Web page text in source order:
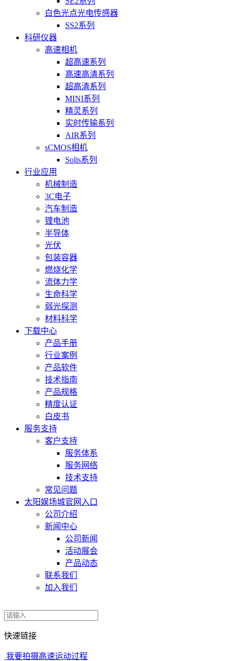
白色光点光电传感器
SS2系列
科研仪器
高速相机
超高速系列
高速高清系列
超高清系列
MINI系列
精灵系列
实时传输系列
AIR系列
sCMOS相机
Solis系列
行业应用
机械制造
3C电子
汽车制造
锂电池
半导体
光伏
包装容器
燃烧化学
流体力学
生命科学
弱光探测
材料科学
下载中心
产品手册
行业案例
产品软件
技术指南
产品规格
精度认证
白皮书
服务支持
客户支持
服务体系
服务网络
技术支持
常见问题
太阳娱场城官网入口
公司介绍
新闻中心
公司新闻
活动展会
产品动态
联系我们
加入我们
快速链接
我要拍摄高速运动过程